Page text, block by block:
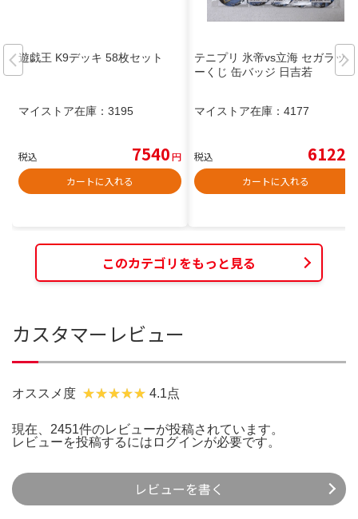
遊戯王 K9デッキ 58枚セット
マイストア在庫： 3195
税込 7540円
カートに入れる
テニプリ 氷帝vs立海 セガラッキ
ーくじ 缶バッジ 日吉若
マイストア在庫： 4177
税込 6122
カートに入れる
このカテゴリをもっと見る
カスタマーレビュー
オススメ度 4.1点
現在、2451件のレビューが投稿されています。
レビューを投稿するには ログインが必要です。
レビューを書く